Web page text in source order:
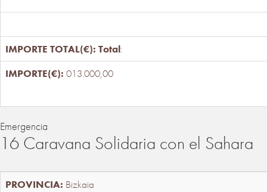
Total:
013.000,00
Emergencia
16 Caravana Solidaria con el Sahara
Bizkaia